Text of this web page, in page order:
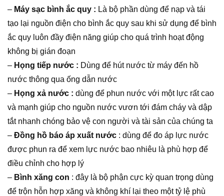
– Máy sạc bình ắc quy : Là bộ phần dùng để nạp và tái
tạo lại nguồn điện cho bình ắc quy sau khi sử dụng để bình
ắc quy luôn đầy điện năng giúp cho quá trình hoạt động
không bị gián đoạn
– Họng tiếp nước : Dùng để hút nước từ máy đến hồ
nước thông qua ống dẫn nước
– Họng xả nước : dùng để phun nước với một lực rất cao
và mạnh giúp cho nguồn nước vươn tới đám cháy và dập
tắt nhanh chóng bảo vệ con người và tài sản của chúng ta
– Đồng hồ báo áp xuất nước : dùng để đo áp lực nước
được phun ra để xem lực nước bao nhiêu là phù hợp để
điều chỉnh cho hợp lý
– Bình xăng con : đây là bộ phận cực kỳ quan trọng dùng
để trộn hỗn hợp xăng và không khí lại theo một tỷ lệ phù